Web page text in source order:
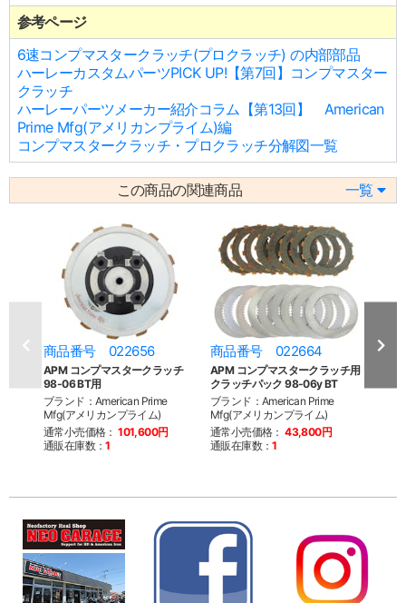
参考ページ
6速コンプマスタークラッチ(プロクラッチ) の内部部品
ハーレーカスタムパーツPICK UP!【第7回】コンプマスター
クラッチ
ハーレーパーツメーカー紹介コラム【第13回】 American
Prime Mfg(アメリカンプライム)編
コンプマスタークラッチ・プロクラッチ分解図一覧
この商品の関連商品 一覧
商品番号 022656
APM コンプマスタークラッチ
98-06 BT用
ブランド：American Prime
Mfg(アメリカンプライム)
通常小売価格： 101,600円
通販在庫数：1
商品番号 022664
APM コンプマスタークラッチ用
クラッチパック 98-06y BT
ブランド：American Prime
Mfg(アメリカンプライム)
通常小売価格： 43,800円
通販在庫数：1
商